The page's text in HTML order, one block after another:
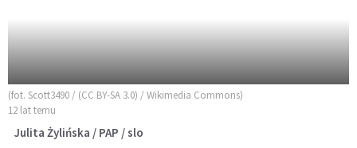
(fot. Scott3490 / (CC BY-SA 3.0) / Wikimedia Commons)
12 lat temu
Julita Żylińska / PAP / slo